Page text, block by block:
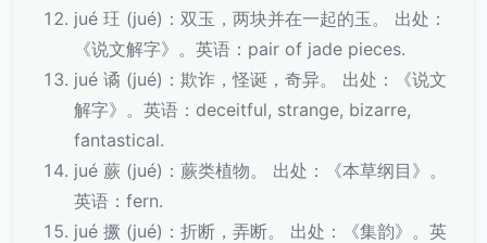
jué 玨 (jué)：双玉，两块并在一起的玉。 出处：
《说文解字》。英语：pair of jade pieces.
jué 谲 (jué)：欺诈，怪诞，奇异。 出处：《说文
解字》。英语：deceitful, strange, bizarre,
fantastical.
jué 蕨 (jué)：蕨类植物。 出处：《本草纲目》。
英语：fern.
jué 撅 (jué)：折断，弄断。 出处：《集韵》。英